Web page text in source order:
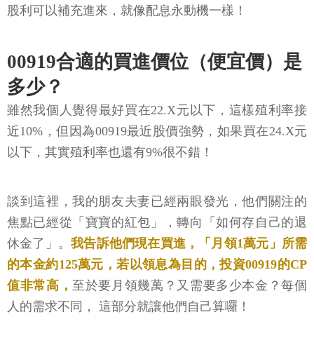
股利可以補充進來，就像配息永動機一樣！
00919合適的買進價位（便宜價）是
多少？
雖然我個人覺得最好買在22.X元以下，這樣殖利率接
近10%，但因為00919最近股價強勢，如果買在24.X元
以下，其實殖利率也還有9%很不錯！
談到這裡，我的朋友夫妻已經兩眼發光，他們關注的
焦點已經從「寶寶的紅包」，轉向「如何存自己的退
休金了」。我告訴他們現在買進，「月領1萬元」所需
的本金約125萬元，若以領息為目的，投資00919的CP
值非常高， 至於要月領幾萬？又需要多少本金？每個
人的需求不同， 這部分就讓他們自己算囉！